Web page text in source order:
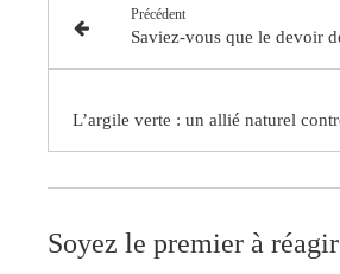
Précédent
Soyez le premier à réagir